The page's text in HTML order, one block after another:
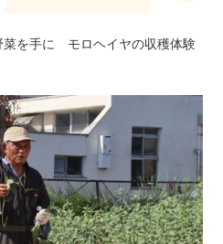
菜を手に モロヘイヤの収穫体験